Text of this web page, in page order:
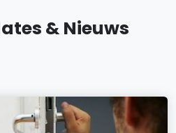
& Nieuws